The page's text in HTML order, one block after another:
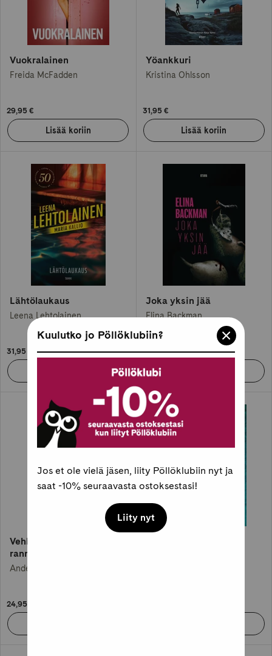
Vuokralainen
Freida McFadden
29,95 €
Yöankkuri
Kristina Ohlsson
31,95 €
Lähtölaukaus
Leena Lehtolainen
31,95 €
Joka yksin jää
Elina Backman
31,95 €
Vehkeilyä Amalfin
rannikolla
Anders de la Motte (+1)
24,95 €
Kuulutko jo Pöllöklubiin?
Jos et ole vielä jäsen, liity Pöllöklubiin nyt ja
saat -10% seuraavasta ostoksestasi!
Liity nyt